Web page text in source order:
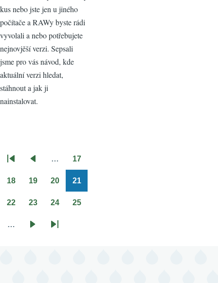
kus nebo jste jen u jiného
počítače a RAWy byste rádi
vyvolali a nebo potřebujete
nejnovjěší verzi. Sepsali
jsme pro vás návod, kde
aktuální verzi hledat,
stáhnout a jak ji
nainstalovat.
Pagination
page
stránka
… 17
18 19 20 21
22 23 24 25
…
NásledujícíPoslední